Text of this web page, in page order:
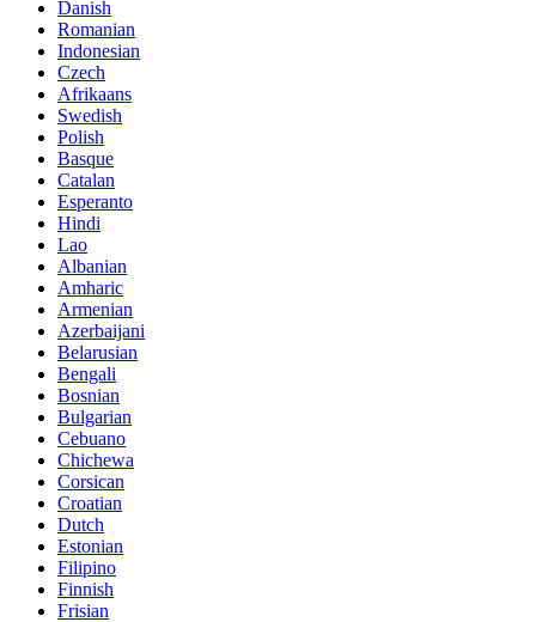
Danish
Romanian
Indonesian
Czech
Afrikaans
Swedish
Polish
Basque
Catalan
Esperanto
Hindi
Lao
Albanian
Amharic
Armenian
Azerbaijani
Belarusian
Bengali
Bosnian
Bulgarian
Cebuano
Chichewa
Corsican
Croatian
Dutch
Estonian
Filipino
Finnish
Frisian